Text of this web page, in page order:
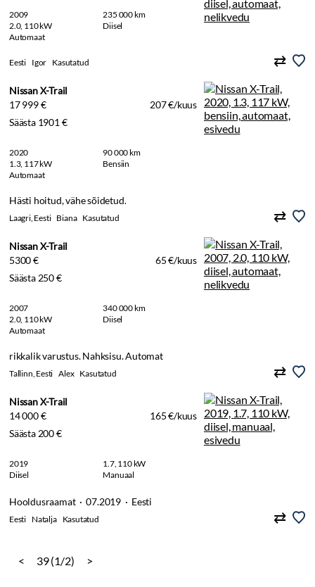
2009
235 000 km
2.0, 110 kW
Diisel
Automaat
Eesti Igor Kasutatud
Nissan X-Trail
17 999 €
207 €/kuus
Säästa 1901 €
2020
90 000 km
1.3, 117 kW
Bensiin
Automaat
Hästi hoitud, vähe sõidetud.
Laagri, Eesti Biana Kasutatud
Nissan X-Trail
5300 €
65 €/kuus
Säästa 250 €
2007
340 000 km
2.0, 110 kW
Diisel
Automaat
rikkalik varustus. Nahksisu. Automat
Tallinn, Eesti Alex Kasutatud
Nissan X-Trail
14 000 €
165 €/kuus
Säästa 200 €
2019
1.7, 110 kW
Diisel
Manuaal
Hooldusraamat · 07.2019 · Eesti
Eesti Natalja Kasutatud
< 39 (1/2) >